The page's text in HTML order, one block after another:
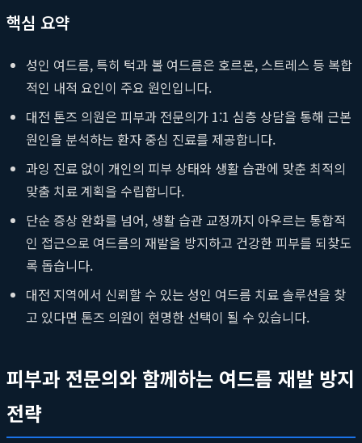
핵심 요약
성인 여드름, 특히 턱과 볼 여드름은 호르몬, 스트레스 등 복합
적인 내적 요인이 주요 원인입니다.
대전 톤즈 의원은 피부과 전문의가 1:1 심층 상담을 통해 근본
원인을 분석하는 환자 중심 진료를 제공합니다.
과잉 진료 없이 개인의 피부 상태와 생활 습관에 맞춘 최적의
맞춤 치료 계획을 수립합니다.
단순 증상 완화를 넘어, 생활 습관 교정까지 아우르는 통합적
인 접근으로 여드름의 재발을 방지하고 건강한 피부를 되찾도
록 돕습니다.
대전 지역에서 신뢰할 수 있는 성인 여드름 치료 솔루션을 찾
고 있다면 톤즈 의원이 현명한 선택이 될 수 있습니다.
피부과 전문의와 함께하는 여드름 재발 방지
전략